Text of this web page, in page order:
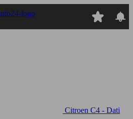
Citroen C4 - Dati